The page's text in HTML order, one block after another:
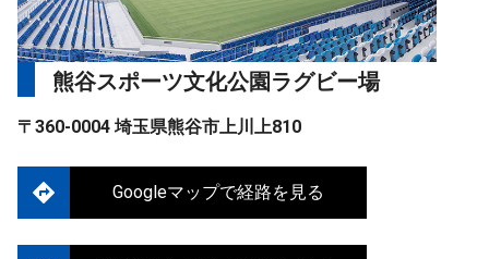
熊谷スポーツ文化公園ラグビー場
〒360-0004 埼玉県熊谷市上川上810
Googleマップで経路を見る